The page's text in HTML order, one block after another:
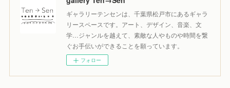
ギャラリーテンセンは、千葉県松戸市にあるギャラ
リースペースです。アート、デザイン、音楽、文
学…ジャンルを越えて、素敵な人やものや時間を繋
ぐお手伝いができることを願っています。
フォロー